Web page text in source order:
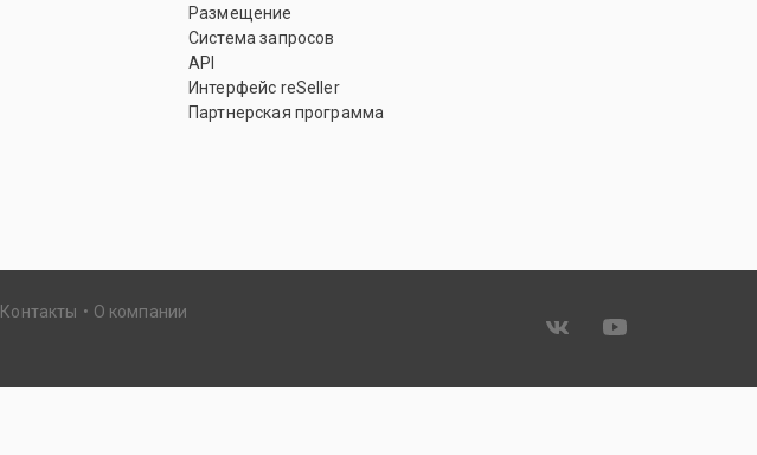
Размещение
Система запросов
API
Интерфейс reSeller
Партнерская программа
Контакты О компании